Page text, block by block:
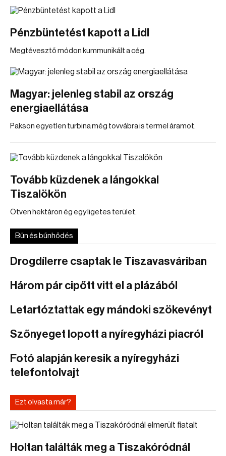
Pénzbüntetést kapott a Lidl
Megtévesztő módon kummunikált a cég.
Magyar: jelenleg stabil az ország
energiaellátása
Pakson egyetlen turbina még tovvábra is termel áramot.
Tovább küzdenek a lángokkal
Tiszalökön
Ötven hektáron ég egy ligetes terület.
Bűn és bűnhődés
Drogdílerre csaptak le Tiszavasváriban
Három pár cipőtt vitt el a plázából
Letartóztattak egy mándoki szökevényt
Szőnyeget lopott a nyíregyházi piacról
Fotó alapján keresik a nyíregyházi
telefontolvajt
Ezt olvasta már?
Holtan találták meg a Tiszakóródnál